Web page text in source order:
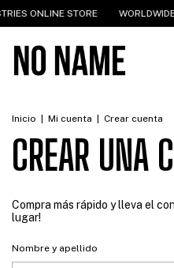
ONLINE STORE
Inicio Mi cuenta Crear cuenta
CREAR UNA
Compra más rápido y lleva el
lugar!
Nombre y apellido